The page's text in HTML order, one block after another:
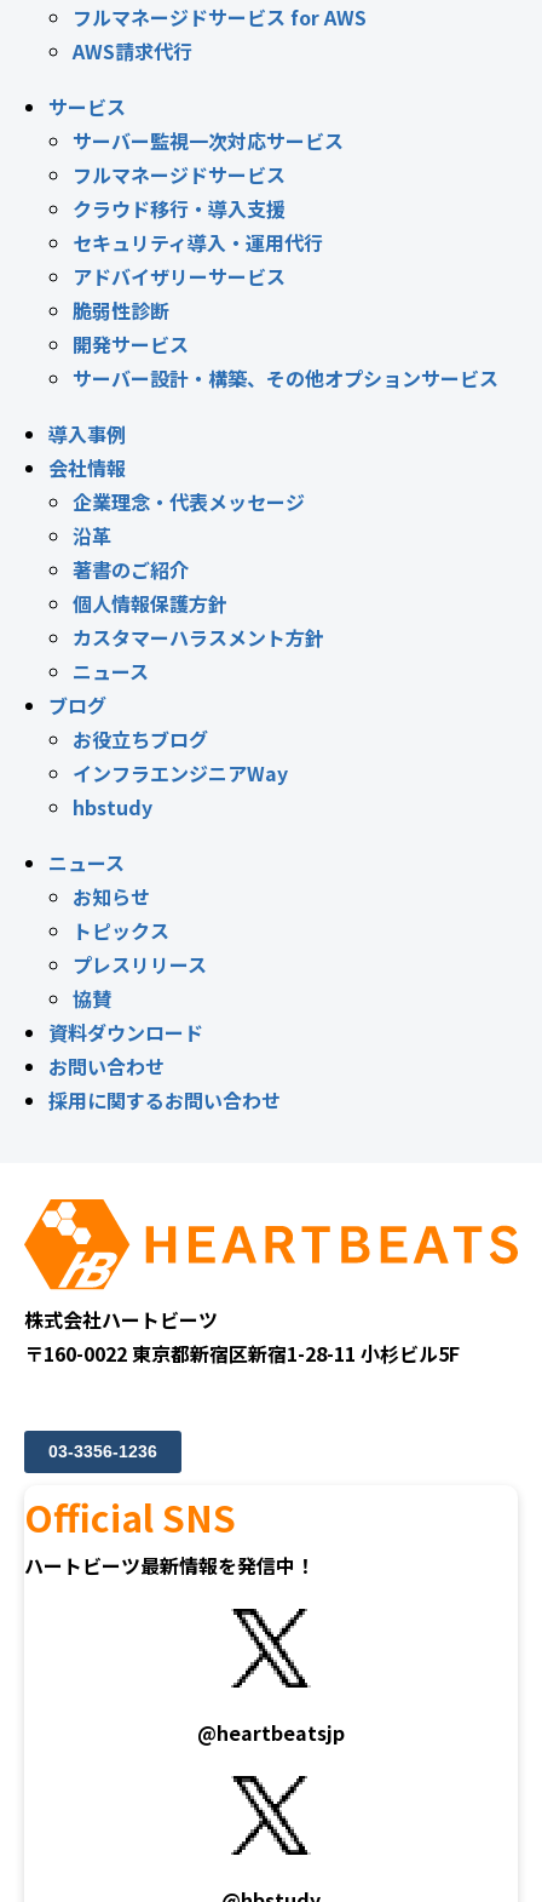
フルマネージドサービス for AWS
AWS請求代行
サービス
サーバー監視一次対応サービス
フルマネージドサービス
クラウド移行・導入支援
セキュリティ導入・運用代行
アドバイザリーサービス
脆弱性診断
開発サービス
サーバー設計・構築、その他オプションサービス
導入事例
会社情報
企業理念・代表メッセージ
沿革
著書のご紹介
個人情報保護方針
カスタマーハラスメント方針
ニュース
ブログ
お役立ちブログ
インフラエンジニアWay
hbstudy
ニュース
お知らせ
トピックス
プレスリリース
協賛
資料ダウンロード
お問い合わせ
採用に関するお問い合わせ
株式会社ハートビーツ
〒160-0022 東京都新宿区新宿1-28-11 小杉ビル5F
03-3356-1236
Official SNS
ハートビーツ最新情報を発信中！
@heartbeatsjp